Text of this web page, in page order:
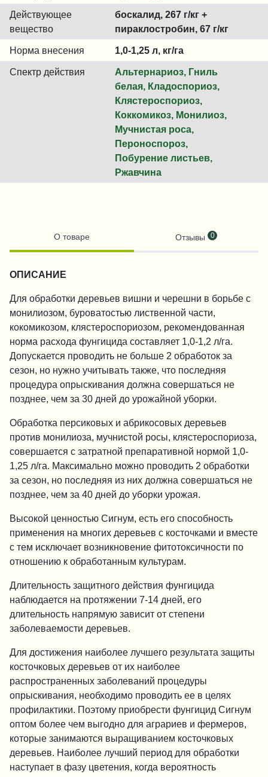
Действующее
вещество
боскалид, 267 г/кг +
пираклостробин, 67 г/кг
Норма внесения 1,0-1,25 л, кг/га
Спектр действия
Альтернариоз, Гниль
белая, Кладоспориоз,
Клястероспориоз,
Коккомикоз, Монилиоз,
Мучнистая роса,
Пероноспороз,
Побурение листьев,
Ржавчина
О товаре Отзывы 0
ОПИСАНИЕ
Для обработки деревьев вишни и черешни в борьбе с
монилиозом, буроватостью лиственной части,
кокомикозом, клястероспориозом, рекомендованная
норма расхода фунгицида составляет 1,0-1,2 л/га.
Допускается проводить не больше 2 обработок за
сезон, но нужно учитывать также, что последняя
процедура опрыскивания должна совершаться не
позднее, чем за 30 дней до урожайной уборки.
Обработка персиковых и абрикосовых деревьев
против монилиоза, мучнистой росы, клястероспориоза,
совершается с затратной препаративной нормой 1,0-
1,25 л/га. Максимально можно проводить 2 обработки
за сезон, но последняя из них должна совершаться не
позднее, чем за 40 дней до уборки урожая.
Высокой ценностью Сигнум, есть его способность
применения на многих деревьев с косточками и вместе
с тем исключает возникновение фитотоксичности по
отношению к обработанным культурам.
Длительность защитного действия фунгицида
наблюдается на протяжении 7-14 дней, его
длительность напрямую зависит от степени
заболеваемости деревьев.
Для достижения наиболее лучшего результата защиты
косточковых деревьев от их наиболее
распространенных заболеваний процедуры
опрыскивания, необходимо проводить ее в целях
профилактики. Поэтому приобрести фунгицид Сигнум
оптом более чем выгодно для аграриев и фермеров,
которые занимаются выращиванием косточковых
деревьев. Наиболее лучший период для обработки
наступает в фазу цветения, когда вероятность